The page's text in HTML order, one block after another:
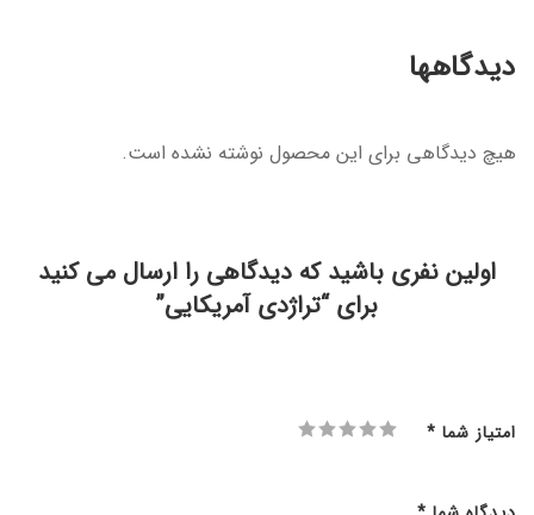
دیدگاهها
هیچ دیدگاهی برای این محصول نوشته نشده است.
اولین نفری باشید که دیدگاهی را ارسال می کنید
برای “تراژدی آمریکایی”
امتیاز شما *